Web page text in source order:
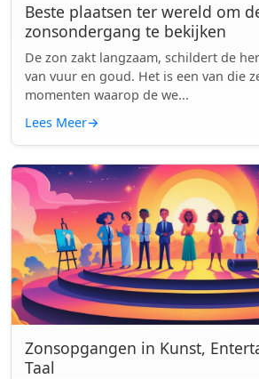
Beste plaatsen ter wereld om
zonsondergang te bekijken
De zon zakt langzaam, schildert de
van vuur en goud. Het is een van die
momenten waarop de we...
Lees Meer→
Zonsopgangen in Kunst,
Taal